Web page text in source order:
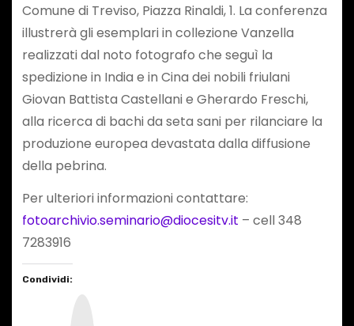
Comune di Treviso, Piazza Rinaldi, 1. La conferenza
illustrerà gli esemplari in collezione Vanzella
realizzati dal noto fotografo che seguì la
spedizione in India e in Cina dei nobili friulani
Giovan Battista Castellani e Gherardo Freschi,
alla ricerca di bachi da seta sani per rilanciare la
produzione europea devastata dalla diffusione
della pebrina.
Per ulteriori informazioni contattare:
fotoarchivio.seminario@diocesitv.it – cell 348
7283916
Condividi: